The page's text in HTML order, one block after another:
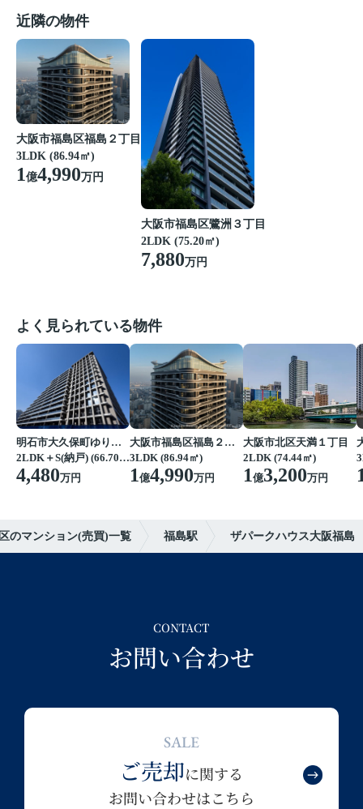
近隣の物件
大阪市福島区福島２丁目
3LDK (86.94㎡)
1億4,990万円
大阪市福島区鷺洲３丁目
2LDK (75.20㎡)
7,880万円
よく見られている物件
明石市大久保町ゆりのき通２丁目
2LDK＋S(納戸) (66.70㎡)
4,480万円
大阪市福島区福島２丁目
3LDK (86.94㎡)
1億4,990万円
大阪市北区天満１丁目
2LDK (74.44㎡)
1億3,200万円
のマンション(売買)一覧 福島駅 ザパークハウス大阪福島
CONTACT
お問い合わせ
SALE
ご売却に関する
お問い合わせはこちら